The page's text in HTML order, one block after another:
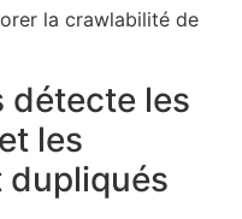
la crawlabilité de
détecte les
les
dupliqués